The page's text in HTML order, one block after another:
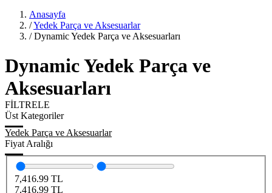
Anasayfa
/Yedek Parça ve Aksesuarlar
/ Dynamic Yedek Parça ve Aksesuarları
Dynamic Yedek Parça ve
Aksesuarları
FİLTRELE
Üst Kategoriler
Yedek Parça ve Aksesuarlar
Fiyat Aralığı
7,416.99 TL
7,416.99 TL